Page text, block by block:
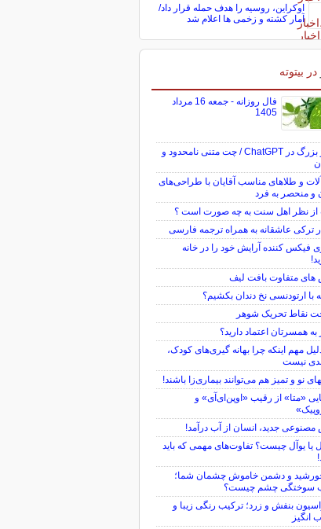
اوکراین، روسیه را هدف حمله قرار داد/
آمار کشته و زخمی ها اعلام شد
در بیتوته
فال روزانه - جمعه 16 مرداد
1405
تغییر بزرگ در ChatGPT / چت متنی نامحدود و
و طلاهای مناسب آقایان با طراحی‌های
و منحصر به فرد
از نظر اهل سنت به چه صورت است ؟
ترکی عاشقانه به همراه ترجمه فارسی
فیکس کننده آرایش خود را در خانه
متفاوت بافت لیف
با ارتودنسی نخ دندان بکشیم؟
نقاط تحریک شوهر
به همسرتان اعتماد دارید؟
مهم اینکه چرا بهانه گیری‌های کودک،
نیست
«متا» از رقیب «اوپن‌ای‌آی» و
جدید، انسان از آب درآمد!
یا یوآل چیست؟ تفاوت‌های مهمی که باید
و دشمن خاموش چشمان شما؛
سوختگی چشم چیست؟
بنفش و زرد؛ ترکیب رنگی زیبا و
انگیز